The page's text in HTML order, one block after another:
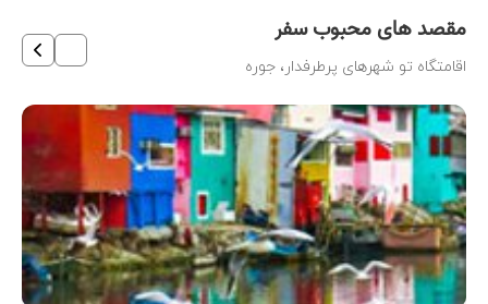
مقصد های محبوب سفر
اقامتگاه تو شهرهای پرطرفدار، جوره